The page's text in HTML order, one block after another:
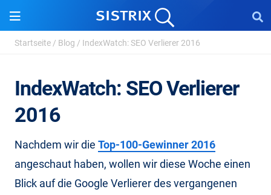
Startseite / Blog / IndexWatch: SEO Verlierer 2016
IndexWatch: SEO Verlierer
2016
Nachdem wir die Top-100-Gewinner 2016
angeschaut haben, wollen wir diese Woche einen
Blick auf die Google Verlierer des vergangenen